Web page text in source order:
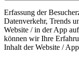
Erfassung der
Datenverkehr, Trends
Website / in der App
können wir Ihre
Inhalt der Website /